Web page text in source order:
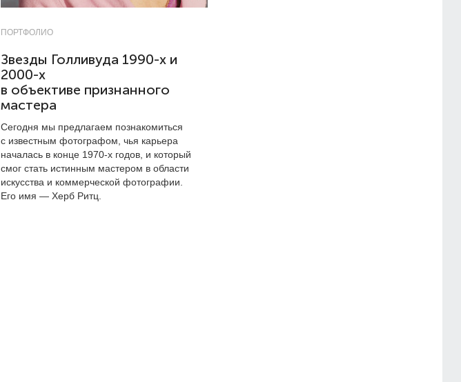
ПОРТФОЛИО
Звезды Голливуда 1990-х и
2000-х
в объективе признанного
мастера
Сегодня мы предлагаем познакомиться
с известным фотографом, чья карьера
началась в конце 1970-х годов, и который
смог стать истинным мастером в области
искусства и коммерческой фотографии.
Его имя — Херб Ритц.